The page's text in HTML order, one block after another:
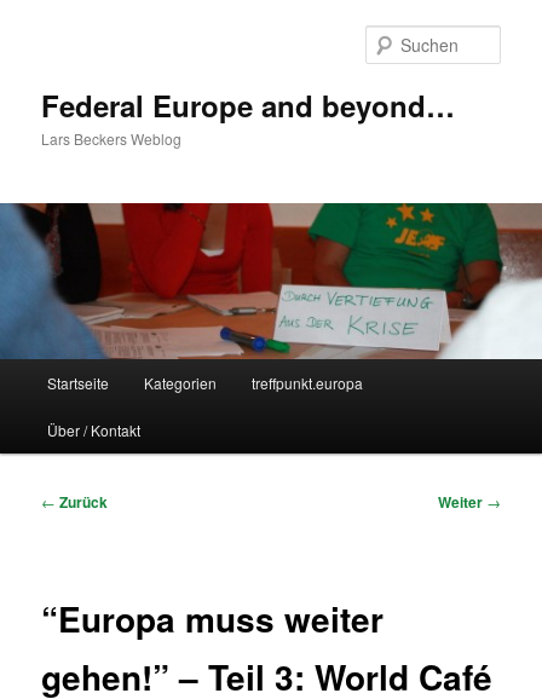
Federal Europe and beyond…
Lars Beckers Weblog
Startseite Kategorien treffpunkt.europa
Über / Kontakt
Beitragsnavigation
← Zurück Weiter →
“Europa muss weiter
gehen!” – Teil 3: World Café